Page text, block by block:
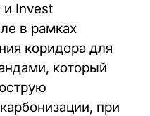
и Invest
в рамках
коридора для
который
при